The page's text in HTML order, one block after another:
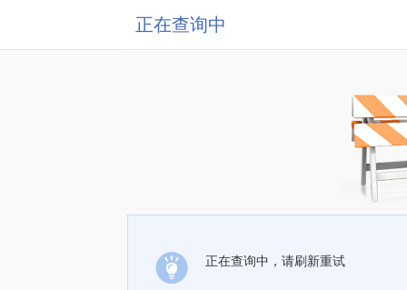
正在查询中
正在查询中，请刷新重试